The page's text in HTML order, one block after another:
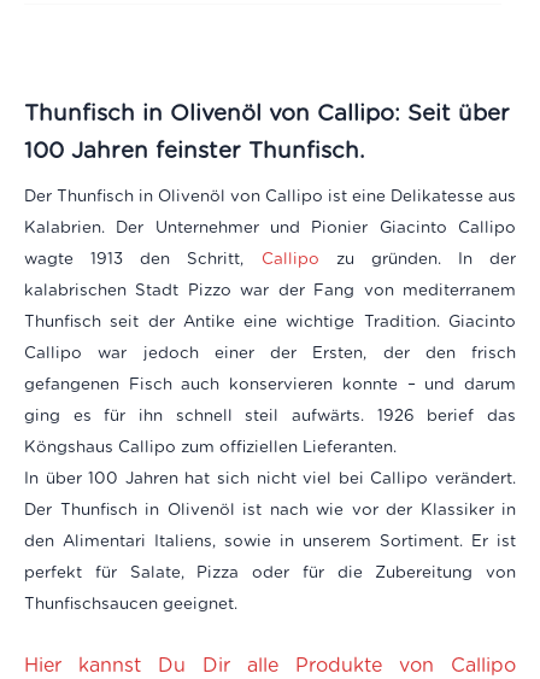
Thunfisch in Olivenöl von Callipo: Seit über
100 Jahren feinster Thunfisch.
Der Thunfisch in Olivenöl von Callipo ist eine Delikatesse aus
Kalabrien. Der Unternehmer und Pionier Giacinto Callipo
wagte 1913 den Schritt, Callipo zu gründen. In der
kalabrischen Stadt Pizzo war der Fang von mediterranem
Thunfisch seit der Antike eine wichtige Tradition. Giacinto
Callipo war jedoch einer der Ersten, der den frisch
gefangenen Fisch auch konservieren konnte – und darum
ging es für ihn schnell steil aufwärts. 1926 berief das
Köngshaus Callipo zum offiziellen Lieferanten.
In über 100 Jahren hat sich nicht viel bei Callipo verändert.
Der Thunfisch in Olivenöl ist nach wie vor der Klassiker in
den Alimentari Italiens, sowie in unserem Sortiment. Er ist
perfekt für Salate, Pizza oder für die Zubereitung von
Thunfischsaucen geeignet.
Hier kannst Du Dir alle Produkte von Callipo